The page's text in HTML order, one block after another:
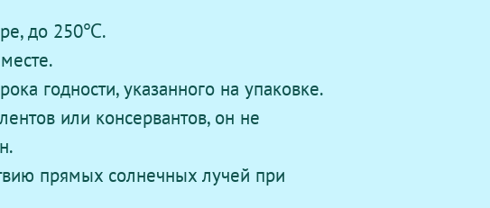
до 250℃.
годности, указанного на упаковке.
или консервантов, он не
прямых солнечных лучей при